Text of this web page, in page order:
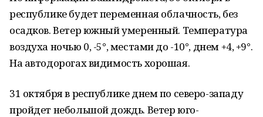
республике будет переменная облачность, без
осадков. Ветер южный умеренный. Температура
воздуха ночью 0, -5°, местами до -10°, днем +4, +9°.
На автодорогах видимость хорошая.
31 октября в республике днем по северо-западу
пройдет небольшой дождь. Ветер юго-